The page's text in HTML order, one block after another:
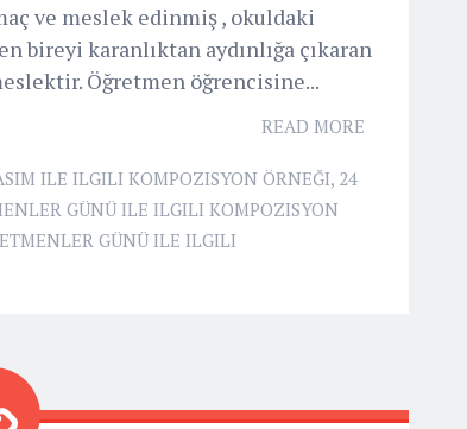
ve meslek edinmiş , okuldaki
bireyi karanlıktan aydınlığa çıkaran
Öğretmen öğrencisine...
READ MORE
ILE ILGILI KOMPOZISYON ÖRNEĞI, 24
GÜNÜ ILE ILGILI KOMPOZISYON
GÜNÜ ILE ILGILI